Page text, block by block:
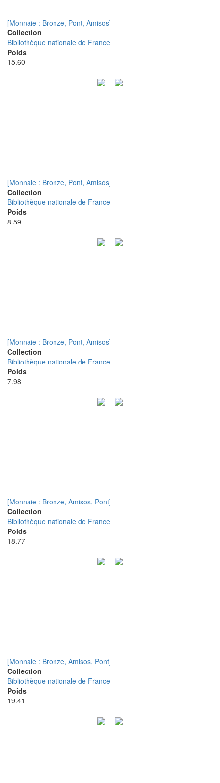
[Monnaie : Bronze, Pont, Amisos]
Collection
Bibliothèque nationale de France
Poids
15.60
[Monnaie : Bronze, Pont, Amisos]
Collection
Bibliothèque nationale de France
Poids
8.59
[Monnaie : Bronze, Pont, Amisos]
Collection
Bibliothèque nationale de France
Poids
7.98
[Monnaie : Bronze, Amisos, Pont]
Collection
Bibliothèque nationale de France
Poids
18.77
[Monnaie : Bronze, Amisos, Pont]
Collection
Bibliothèque nationale de France
Poids
19.41